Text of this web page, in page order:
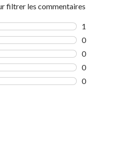
filtrer les commentaires
1
1
0
0
0
0
0
0
0